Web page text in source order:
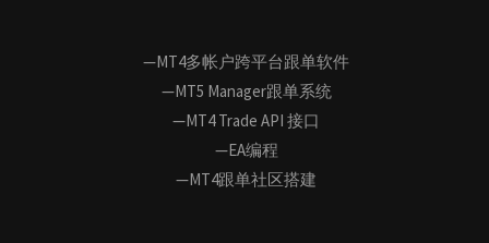
—MT4多帐户跨平台跟单软件
—MT5 Manager跟单系统
—MT4 Trade API 接口
—EA编程
—MT4跟单社区搭建